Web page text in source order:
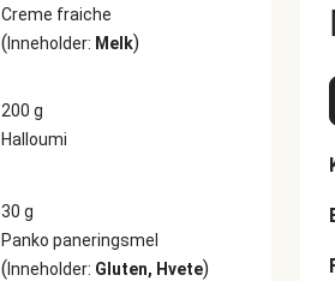
Creme fraiche
(Inneholder: Melk)
200 g
Halloumi
30 g
Panko paneringsmel
(Inneholder: Gluten, Hvete)